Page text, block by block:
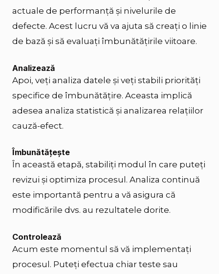
actuale de performanță și nivelurile de
defecte. Acest lucru vă va ajuta să creați o linie
de bază și să evaluați îmbunătățirile viitoare.
Analizează
Apoi, veți analiza datele și veți stabili priorități
specifice de îmbunătățire. Aceasta implică
adesea analiza statistică și analizarea relațiilor
cauză-efect.
Îmbunătăţeşte
În această etapă, stabiliți modul în care puteți
revizui și optimiza procesul. Analiza continuă
este importantă pentru a vă asigura că
modificările dvs. au rezultatele dorite.
Controlează
Acum este momentul să vă implementați
procesul. Puteți efectua chiar teste sau